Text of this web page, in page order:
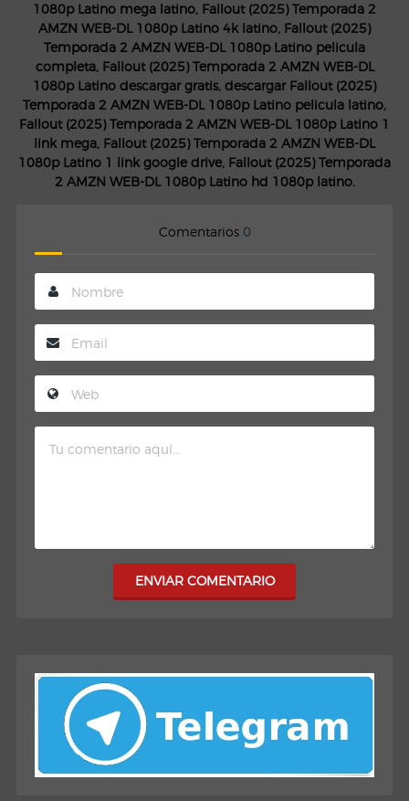
1080p Latino mega latino, Fallout (2025) Temporada 2
AMZN WEB-DL 1080p Latino 4k latino, Fallout (2025)
Temporada 2 AMZN WEB-DL 1080p Latino pelicula
completa, Fallout (2025) Temporada 2 AMZN WEB-DL
1080p Latino descargar gratis, descargar Fallout (2025)
Temporada 2 AMZN WEB-DL 1080p Latino pelicula latino,
Fallout (2025) Temporada 2 AMZN WEB-DL 1080p Latino 1
link mega, Fallout (2025) Temporada 2 AMZN WEB-DL
1080p Latino 1 link google drive, Fallout (2025) Temporada
2 AMZN WEB-DL 1080p Latino hd 1080p latino.
Comentarios 0
ENVIAR COMENTARIO